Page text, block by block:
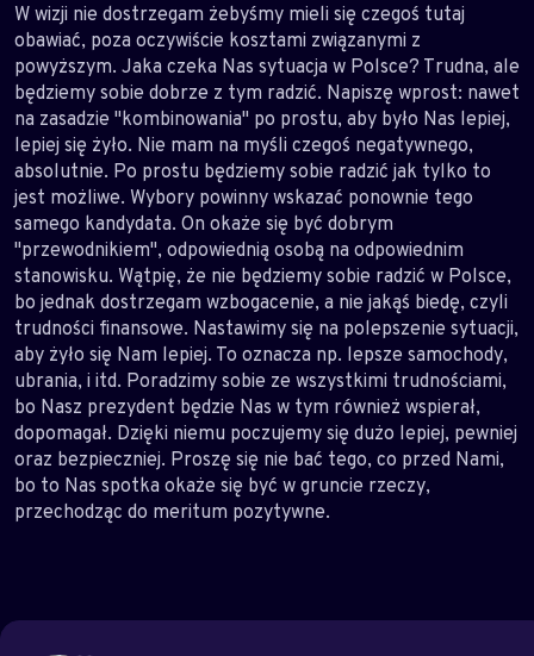
W wizji nie dostrzegam żebyśmy mieli się czegoś tutaj
obawiać, poza oczywiście kosztami związanymi z
powyższym. Jaka czeka Nas sytuacja w Polsce? Trudna, ale
będziemy sobie dobrze z tym radzić. Napiszę wprost: nawet
na zasadzie "kombinowania" po prostu, aby było Nas lepiej,
lepiej się żyło. Nie mam na myśli czegoś negatywnego,
absolutnie. Po prostu będziemy sobie radzić jak tylko to
jest możliwe. Wybory powinny wskazać ponownie tego
samego kandydata. On okaże się być dobrym
"przewodnikiem", odpowiednią osobą na odpowiednim
stanowisku. Wątpię, że nie będziemy sobie radzić w Polsce,
bo jednak dostrzegam wzbogacenie, a nie jakąś biedę, czyli
trudności finansowe. Nastawimy się na polepszenie sytuacji,
aby żyło się Nam lepiej. To oznacza np. lepsze samochody,
ubrania, i itd. Poradzimy sobie ze wszystkimi trudnościami,
bo Nasz prezydent będzie Nas w tym również wspierał,
dopomagał. Dzięki niemu poczujemy się dużo lepiej, pewniej
oraz bezpieczniej. Proszę się nie bać tego, co przed Nami,
bo to Nas spotka okaże się być w gruncie rzeczy,
przechodząc do meritum pozytywne.